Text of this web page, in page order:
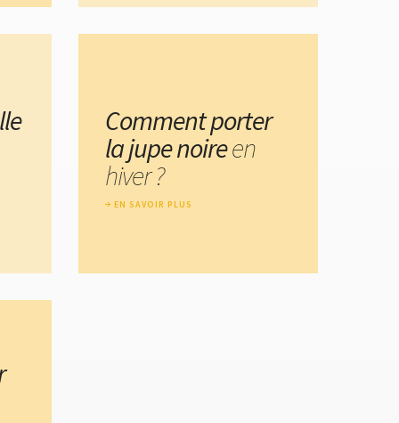
Comment porter
la jupe noireen
hiver ?
EN SAVOIR PLUS